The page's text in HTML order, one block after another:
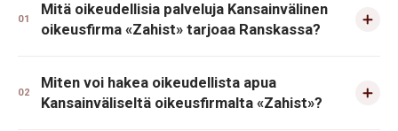
01
Mitä oikeudellisia palveluja Kansainvälinen
oikeusfirma «Zahist» tarjoaa Ranskassa?
02
Miten voi hakea oikeudellista apua
Kansainväliseltä oikeusfirmalta «Zahist»?